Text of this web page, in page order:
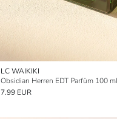
LC WAIKIKI
Obsidian Herren EDT Parfüm 100 ml
7.99 EUR